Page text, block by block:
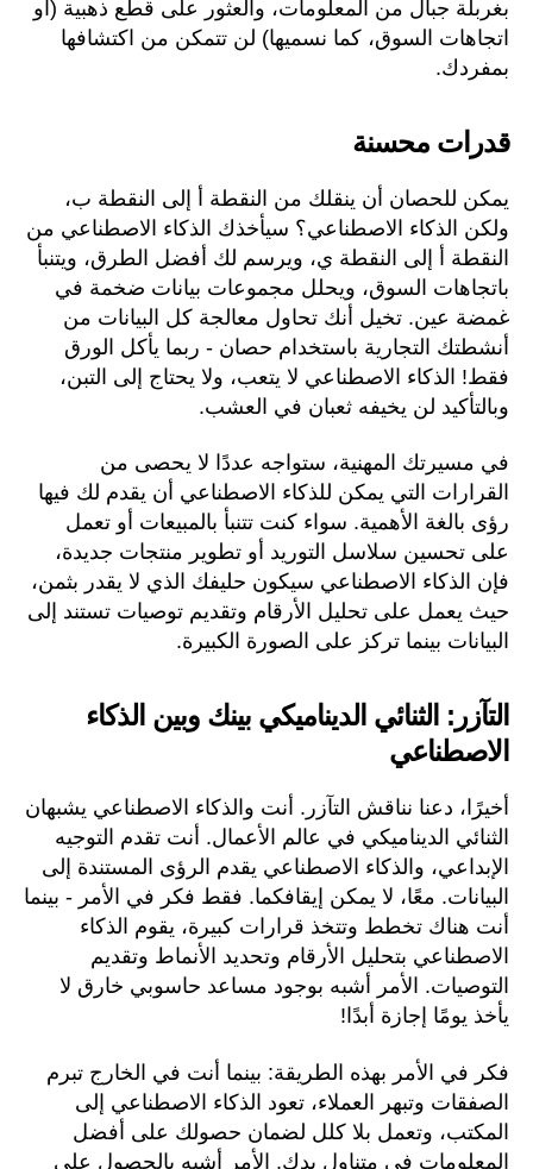
بغربلة جبال من المعلومات، والعثور على قطع ذهبية (أو
اتجاهات السوق، كما نسميها) لن تتمكن من اكتشافها
بمفردك.
قدرات محسنة
يمكن للحصان أن ينقلك من النقطة أ إلى النقطة ب،
ولكن الذكاء الاصطناعي؟ سيأخذك الذكاء الاصطناعي من
النقطة أ إلى النقطة ي، ويرسم لك أفضل الطرق، ويتنبأ
باتجاهات السوق، ويحلل مجموعات بيانات ضخمة في
غمضة عين. تخيل أنك تحاول معالجة كل البيانات من
أنشطتك التجارية باستخدام حصان - ربما يأكل الورق
فقط! الذكاء الاصطناعي لا يتعب، ولا يحتاج إلى التبن،
وبالتأكيد لن يخيفه ثعبان في العشب.
في مسيرتك المهنية، ستواجه عددًا لا يحصى من
القرارات التي يمكن للذكاء الاصطناعي أن يقدم لك فيها
رؤى بالغة الأهمية. سواء كنت تتنبأ بالمبيعات أو تعمل
على تحسين سلاسل التوريد أو تطوير منتجات جديدة،
فإن الذكاء الاصطناعي سيكون حليفك الذي لا يقدر بثمن،
حيث يعمل على تحليل الأرقام وتقديم توصيات تستند إلى
البيانات بينما تركز على الصورة الكبيرة.
التآزر: الثنائي الديناميكي بينك وبين الذكاء
الاصطناعي
أخيرًا، دعنا نناقش التآزر. أنت والذكاء الاصطناعي يشبهان
الثنائي الديناميكي في عالم الأعمال. أنت تقدم التوجيه
الإبداعي، والذكاء الاصطناعي يقدم الرؤى المستندة إلى
البيانات. معًا، لا يمكن إيقافكما. فقط فكر في الأمر - بينما
أنت هناك تخطط وتتخذ قرارات كبيرة، يقوم الذكاء
الاصطناعي بتحليل الأرقام وتحديد الأنماط وتقديم
التوصيات. الأمر أشبه بوجود مساعد حاسوبي خارق لا
يأخذ يومًا إجازة أبدًا!
فكر في الأمر بهذه الطريقة: بينما أنت في الخارج تبرم
الصفقات وتبهر العملاء، تعود الذكاء الاصطناعي إلى
المكتب، وتعمل بلا كلل لضمان حصولك على أفضل
المعلومات في متناول يدك. الأمر أشبه بالحصول على